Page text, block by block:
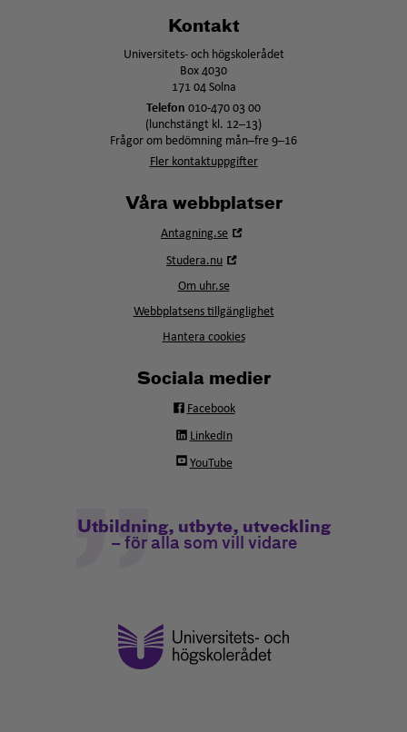
Kontakt
Universitets- och högskolerådet
Box 4030
171 04 Solna
Telefon 010-470 03 00
(lunchstängt kl. 12–13)
Frågor om bedömning mån–fre 9–16
Fler kontaktuppgifter
Våra webbplatser
Antagning.se
Studera.nu
fönster
Om uhr.se
Webbplatsens tillgänglighet
Hantera cookies
Sociala medier
Facebook
LinkedIn
YouTube
Utbildning, utbyte, utveckling
– för alla som vill vidare